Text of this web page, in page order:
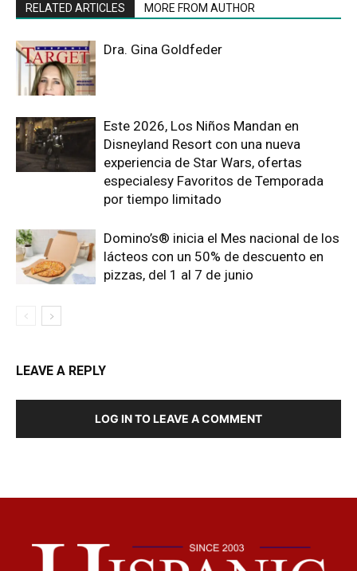
RELATED ARTICLES MORE FROM AUTHOR
Dra. Gina Goldfeder
Este 2026, Los Niños Mandan en
Disneyland Resort con una nueva
experiencia de Star Wars, ofertas
especialesy Favoritos de Temporada
por tiempo limitado
Domino’s® inicia el Mes nacional de los
lácteos con un 50% de descuento en
pizzas, del 1 al 7 de junio
LEAVE A REPLY
LOG IN TO LEAVE A COMMENT